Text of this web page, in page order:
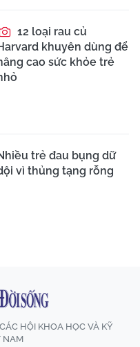
12 loại rau củ
khuyên dùng để
cao sức khỏe trẻ
trẻ đau bụng dữ
vì thủng tạng rỗng
HỘI KHOA HỌC VÀ KỸ
NAM